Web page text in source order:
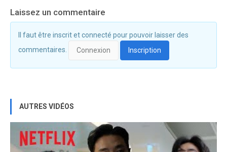
Laissez un commentaire
Il faut être inscrit et connecté pour pouvoir laisser des
commentaires.
Connexion Inscription
AUTRES VIDÉOS